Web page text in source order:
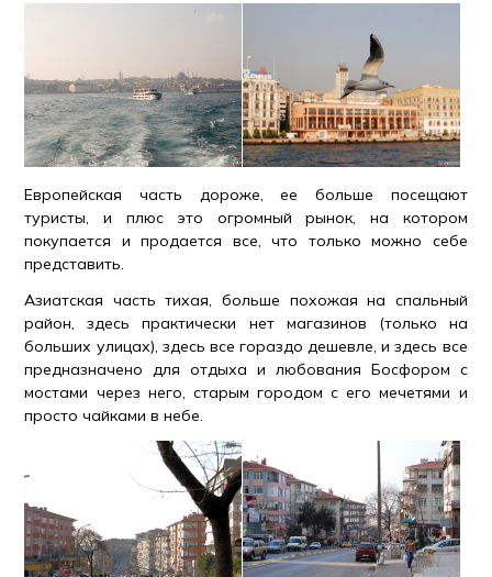
Европейская часть дороже, ее больше посещают
туристы, и плюс это огромный рынок, на котором
покупается и продается все, что только можно себе
представить.
Азиатская часть тихая, больше похожая на спальный
район, здесь практически нет магазинов (только на
больших улицах), здесь все гораздо дешевле, и здесь все
предназначено для отдыха и любования Босфором с
мостами через него, старым городом с его мечетями и
просто чайками в небе.